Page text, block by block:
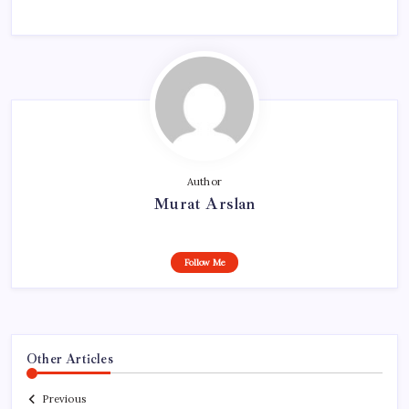
Author
Murat Arslan
Follow Me
Other Articles
Previous